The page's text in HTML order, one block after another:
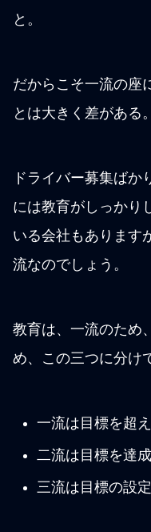
と。
だからこそ一流の座
とは大きく差がある。
ドライバー募集ばか
には教育がしっかり
いる会社もあります
流なのでしょう。
教育は、一流のため
め、この三つに分け
一流は目標を超
二流は目標を達
三流は目標の設